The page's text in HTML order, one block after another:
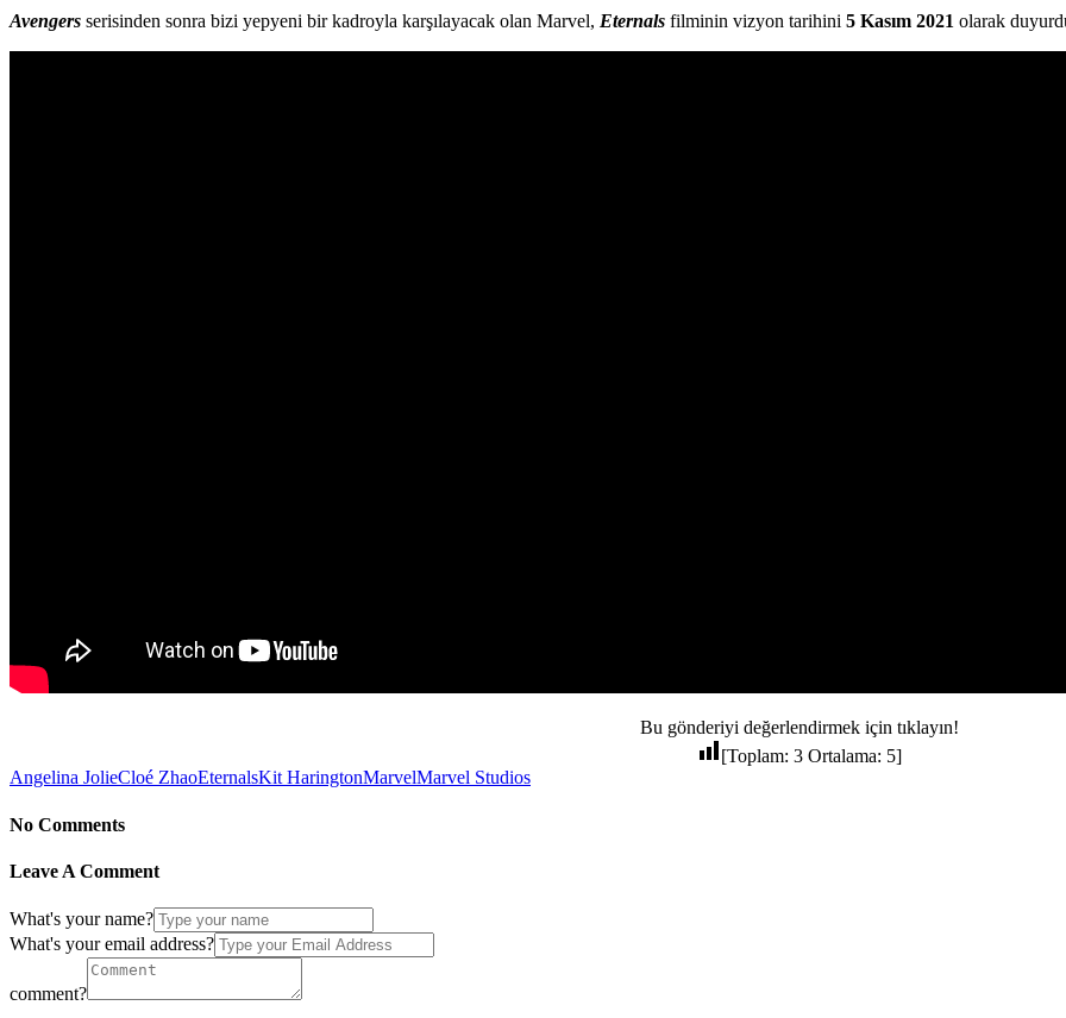
Avengers serisinden sonra bizi yepyeni bir kadroyla karşılayacak olan Marvel, Eternals filminin vizyon tarihini 5 Kasım 2021 olarak
Bu gönderiyi değerlendirmek için tıklayın!
[Toplam: 3 Ortalama: 5]
Angelina JolieCloé ZhaoEternalsKit HaringtonMarvelMarvel Studios
No Comments
Leave A Comment
What's your name?
What's your email address?
comment?